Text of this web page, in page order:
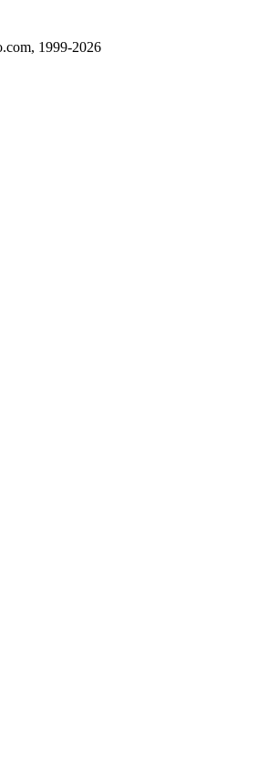
1999-2026